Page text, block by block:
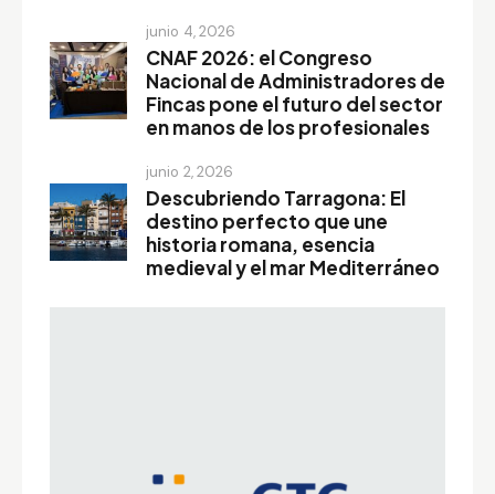
junio 4, 2026
CNAF 2026: el Congreso
Nacional de Administradores de
Fincas pone el futuro del sector
en manos de los profesionales
junio 2, 2026
Descubriendo Tarragona: El
destino perfecto que une
historia romana, esencia
medieval y el mar Mediterráneo